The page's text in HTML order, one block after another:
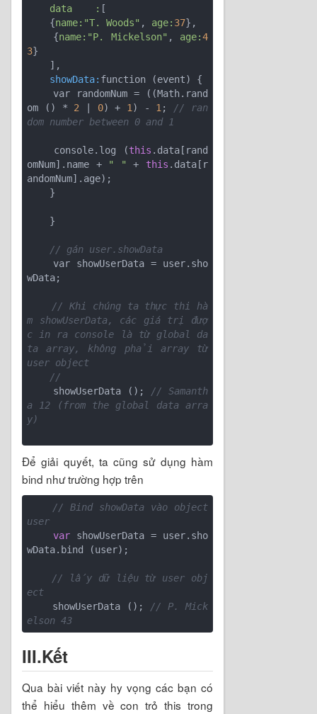
data    : [
    {
name: "T. Woods" , age: 37},
    {
name: "P. Mickelson" , age:4
3}
    showData:
function (event) {
om () * 2 0) + 1 ) - 1 ;
// ran
dom number between 0 and 1
    console.log (
this .data[rand
omNum].name +
" " + this .data[r
andomNum].age);
// gán user.showData
wData;
// Khi chúng ta thực thi hà
m showUserData, các giá trị đượ
c in ra console là từ global da
ta array, không phải array từ
user object
//
    showUserData ();
// Samanth
a 12 (from the global data arra
y)
Để giải quyết, ta cũng sử dụng hàm
bind như trường hợp trên
// Bind showData vào object
user
var showUserData = user.sho
wData.bind (user);
// lấy dữ liệu từ user obj
ect
    showUserData ();
// P. Mick
elson 43
III.Kết
Qua bài viết này hy vọng các bạn có
thể hiểu thêm về con trỏ this trong